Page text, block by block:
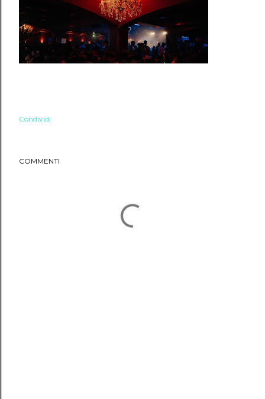
Condividi
COMMENTI